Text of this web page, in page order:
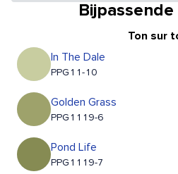
Ton sur
In The Dale
PPG11-10
Golden Grass
PPG1119-6
Pond Life
PPG1119-7